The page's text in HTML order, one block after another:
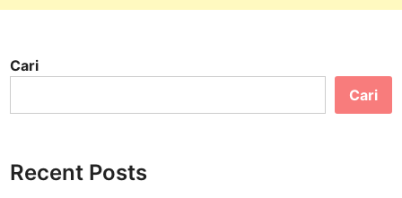
Cari
Cari
Recent Posts